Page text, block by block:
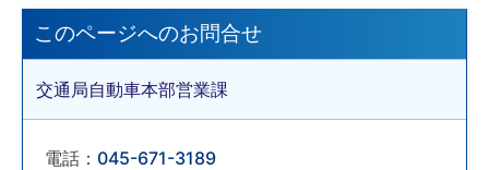
このページへのお問合せ
交通局自動車本部営業課
電話： 045-671-3189